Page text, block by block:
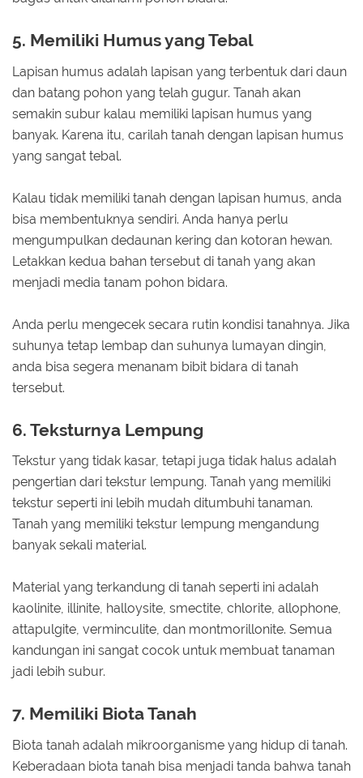
5. Memiliki Humus yang Tebal
Lapisan humus adalah lapisan yang terbentuk dari daun
dan batang pohon yang telah gugur. Tanah akan
semakin subur kalau memiliki lapisan humus yang
banyak. Karena itu, carilah tanah dengan lapisan humus
yang sangat tebal.
Kalau tidak memiliki tanah dengan lapisan humus, anda
bisa membentuknya sendiri. Anda hanya perlu
mengumpulkan dedaunan kering dan kotoran hewan.
Letakkan kedua bahan tersebut di tanah yang akan
menjadi media tanam pohon bidara.
Anda perlu mengecek secara rutin kondisi tanahnya. Jika
suhunya tetap lembap dan suhunya lumayan dingin,
anda bisa segera menanam bibit bidara di tanah
tersebut.
6. Teksturnya Lempung
Tekstur yang tidak kasar, tetapi juga tidak halus adalah
pengertian dari tekstur lempung. Tanah yang memiliki
tekstur seperti ini lebih mudah ditumbuhi tanaman.
Tanah yang memiliki tekstur lempung mengandung
banyak sekali material.
Material yang terkandung di tanah seperti ini adalah
kaolinite, illinite, halloysite, smectite, chlorite, allophone,
attapulgite, verminculite, dan montmorillonite. Semua
kandungan ini sangat cocok untuk membuat tanaman
jadi lebih subur.
7. Memiliki Biota Tanah
Biota tanah adalah mikroorganisme yang hidup di tanah.
Keberadaan biota tanah bisa menjadi tanda bahwa tanah